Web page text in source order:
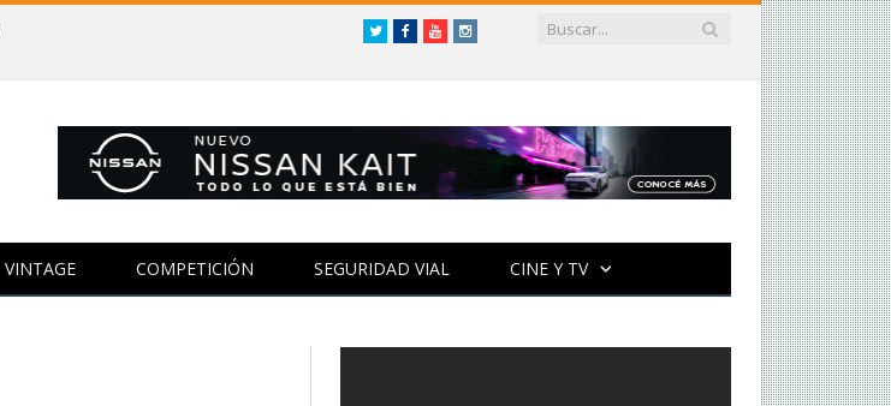
TwitterFacebookYouTubeInstagram
VINTAGE COMPETICIÓN SEGURIDAD VIAL CINE Y TV